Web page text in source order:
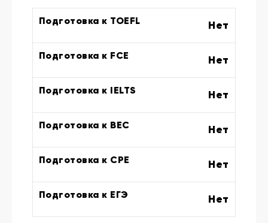
Подготовка к TOEFL Нет
Подготовка к FCE Нет
Подготовка к IELTS Нет
Подготовка к BEC Нет
Подготовка к CPE Нет
Подготовка к ЕГЭ Нет